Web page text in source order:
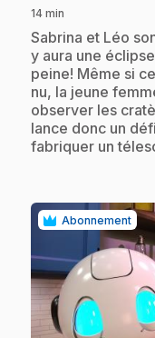
14 min
.Sabrina et Léo
y aura une
peine! Même si
nu, la jeune
observer les
lance donc un
fabriquer un
Abonnement